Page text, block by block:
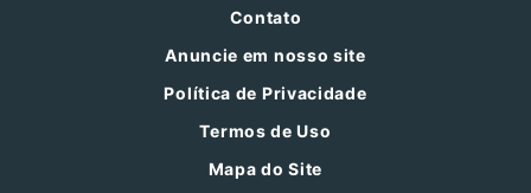
Contato
Anuncie em nosso site
Política de Privacidade
Termos de Uso
Mapa do Site